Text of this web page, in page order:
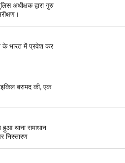
अधीक्षक द्वारा गुरु
के भारत में प्रवेश कर
बरामद की, एक
थाना समाधान
निस्तारण